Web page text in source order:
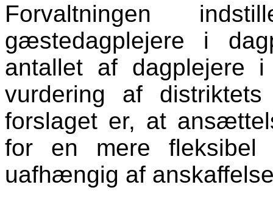
Forvaltningen
gæstedagplejere i
antallet af dagplejere
vurdering af
forslaget er, at
for en mere fleksibel
uafhængig af